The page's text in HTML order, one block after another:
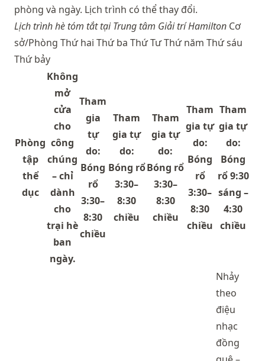
phòng và ngày. Lịch trình có thể thay đổi.
Lịch trình hè tóm tắt tại Trung tâm Giải trí Hamilton Cơ
sở/Phòng Thứ hai Thứ ba Thứ Tư Thứ năm Thứ sáu
Thứ bảy
Phòng
tập
thể
dục
Không
mở
cửa
cho
công
chúng
– chỉ
dành
cho
trại hè
ban
ngày.
Tham
gia
tự
do:
Bóng
rổ
3:30–
8:30
chiều
Tham
gia tự
do:
Bóng rổ
3:30–
8:30
chiều
Tham
gia tự
do:
Bóng rổ
3:30–
8:30
chiều
Tham
gia tự
do:
Bóng
rổ
3:30–
8:30
chiều
Tham
gia tự
do:
Bóng
rổ 9:30
sáng –
4:30
chiều
Nhảy
theo
điệu
nhạc
đồng